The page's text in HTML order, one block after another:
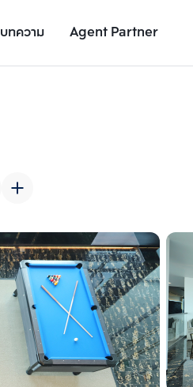
บทความ Agent Partner
รายละเอียดยูนิต
เพิ่มยูนิตเปรียบเทียบ
รายการที่ 2